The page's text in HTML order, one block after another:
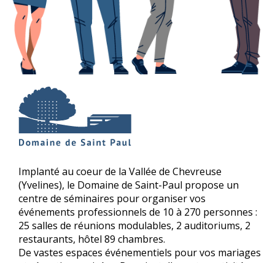
Implanté au coeur de la Vallée de Chevreuse
(Yvelines), le Domaine de Saint-Paul propose un
centre de séminaires pour organiser vos
événements professionnels de 10 à 270 personnes :
25 salles de réunions modulables, 2 auditoriums, 2
restaurants, hôtel 89 chambres.
De vastes espaces événementiels pour vos mariages